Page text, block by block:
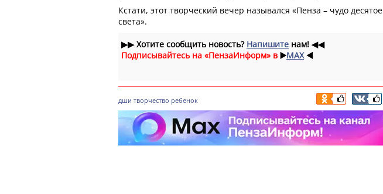
Кстати, этот творческий вечер назывался «Пенза – чудо десятое
света».
▶▶Хотите сообщить новость? Напишите нам! ◀◀
Подписывайтесь на «ПензаИнформ» в ▶️MAX ◀️
дши творчество ребенок